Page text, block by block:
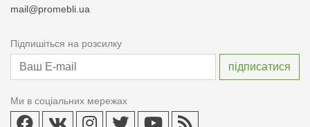
mail@promebli.ua
Підпишіться на розсилку
Ми в соціальних мережах